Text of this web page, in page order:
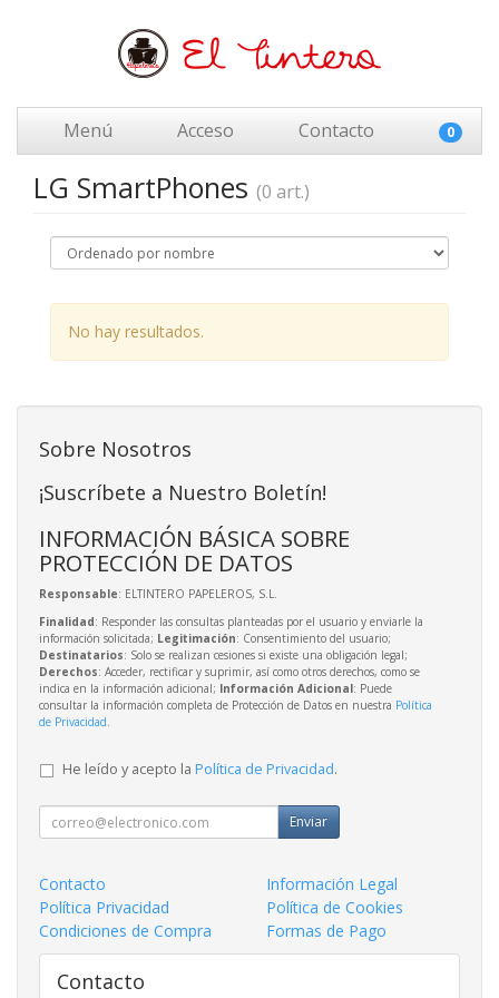
Menú Acceso Contacto 0
LG SmartPhones (0 art.)
No hay resultados.
Sobre Nosotros
¡Suscríbete a Nuestro Boletín!
INFORMACIÓN BÁSICA SOBRE
PROTECCIÓN DE DATOS
Responsable: ELTINTERO PAPELEROS, S.L.
Finalidad: Responder las consultas planteadas por el usuario y enviarle la
información solicitada; Legitimación: Consentimiento del usuario;
Destinatarios: Solo se realizan cesiones si existe una obligación legal;
Derechos: Acceder, rectificar y suprimir, así como otros derechos, como se
indica en la información adicional; Información Adicional: Puede
consultar la información completa de Protección de Datos en nuestra Política
de Privacidad.
He leído y acepto la Política de Privacidad.
Enviar
Contacto
Información Legal
Política Privacidad
Política de Cookies
Condiciones de Compra
Formas de Pago
Contacto